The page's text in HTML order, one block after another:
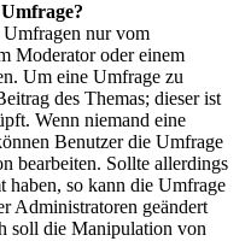
nur vom
Moderator oder einem
Um eine Umfrage zu
des Themas; dieser ist
Wenn niemand eine
Benutzer die Umfrage
bearbeiten. Sollte allerdings
haben, so kann die Umfrage
Administratoren geändert
soll die Manipulation von